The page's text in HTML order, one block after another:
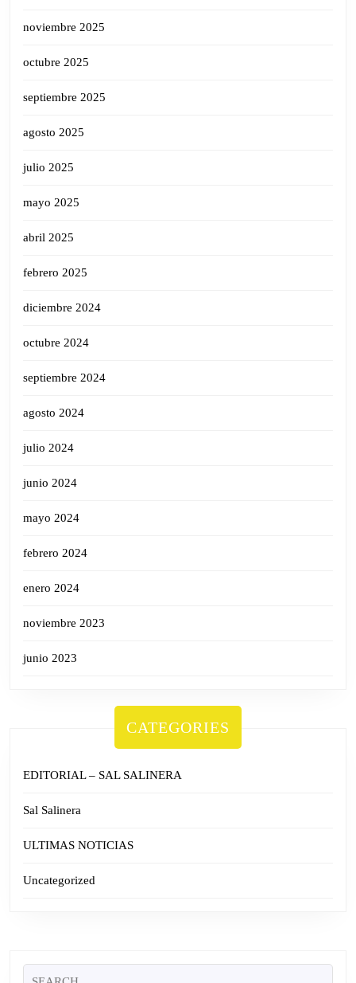
noviembre 2025
octubre 2025
septiembre 2025
agosto 2025
julio 2025
mayo 2025
abril 2025
febrero 2025
diciembre 2024
octubre 2024
septiembre 2024
agosto 2024
julio 2024
junio 2024
mayo 2024
febrero 2024
enero 2024
noviembre 2023
junio 2023
CATEGORIES
EDITORIAL – SAL SALINERA
Sal Salinera
ULTIMAS NOTICIAS
Uncategorized